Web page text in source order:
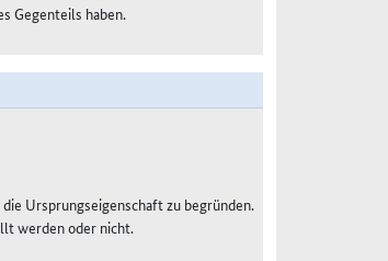
Gegenteils haben.
Ursprungseigenschaft zu begründen.
werden oder nicht.